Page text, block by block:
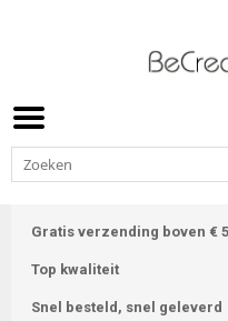
Gratis verzending boven €
Top kwaliteit
Snel besteld, snel geleverd